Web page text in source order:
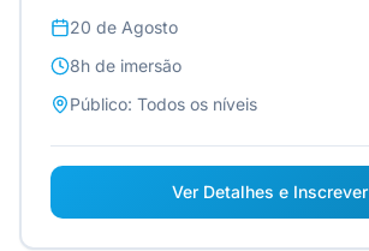
20 de Agosto
8h de imersão
Público: Todos os níveis
Ver Detalhes e Inscrever